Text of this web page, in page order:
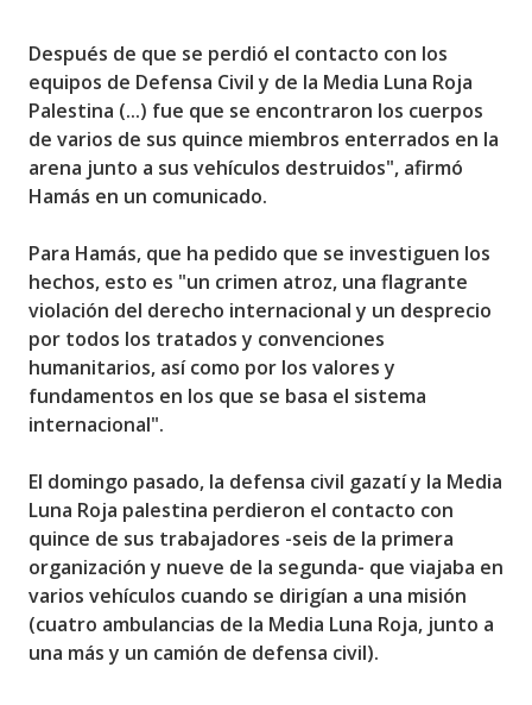
Después de que se perdió el contacto con los
equipos de Defensa Civil y de la Media Luna Roja
Palestina (...) fue que se encontraron los cuerpos
de varios de sus quince miembros enterrados en la
arena junto a sus vehículos destruidos", afirmó
Hamás en un comunicado.
Para Hamás, que ha pedido que se investiguen los
hechos, esto es "un crimen atroz, una flagrante
violación del derecho internacional y un desprecio
por todos los tratados y convenciones
humanitarios, así como por los valores y
fundamentos en los que se basa el sistema
internacional".
El domingo pasado, la defensa civil gazatí y la Media
Luna Roja palestina perdieron el contacto con
quince de sus trabajadores -seis de la primera
organización y nueve de la segunda- que viajaba en
varios vehículos cuando se dirigían a una misión
(cuatro ambulancias de la Media Luna Roja, junto a
una más y un camión de defensa civil).